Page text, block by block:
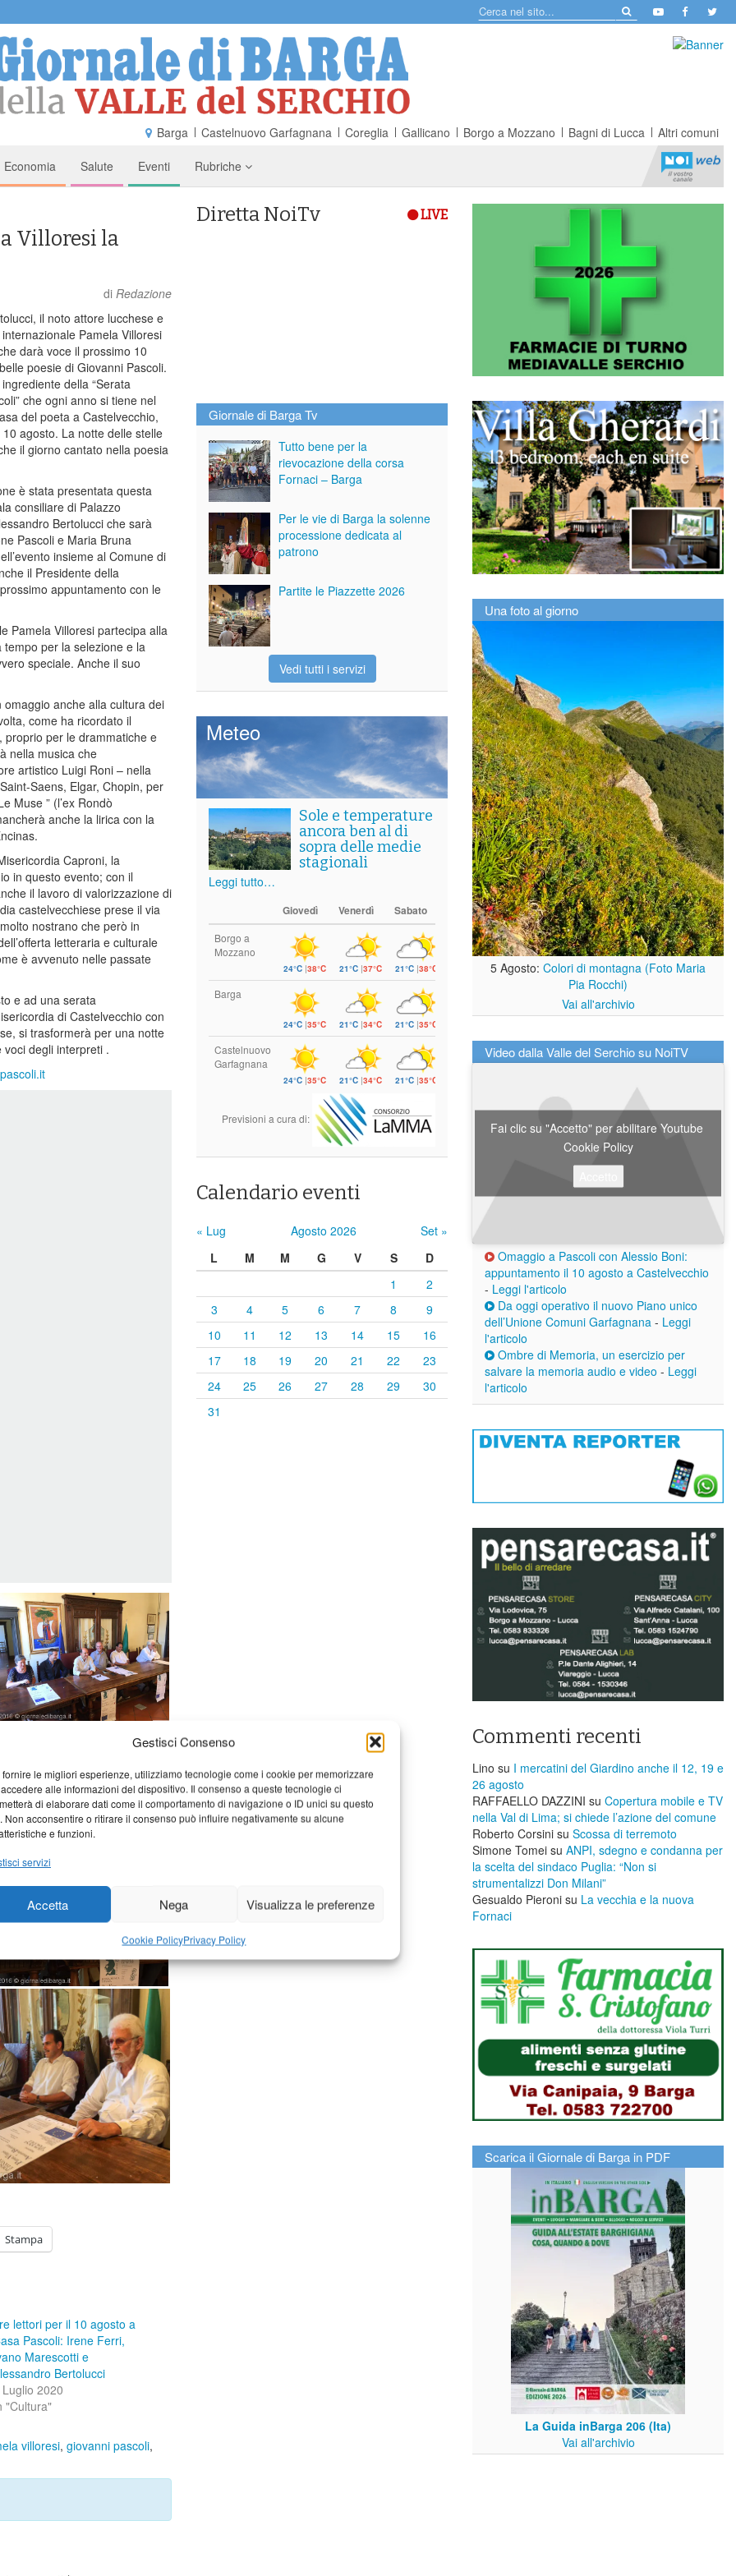
Gestisci Consenso
fornire le migliori esperienze, utilizziamo tecnologie come i cookie per memorizzare
alle informazioni del dispositivo. Il consenso a queste tecnologie ci
di elaborare dati come il comportamento di navigazione o ID unici su questo
Non acconsentire o ritirare il consenso può influire negativamente su alcune
e funzioni.
servizi
Accetta Nega Visualizza le preferenze
Cookie PolicyPrivacy Policy
Barga Castelnuovo Garfagnana Coreglia Gallicano Borgo a Mozzano Bagni di Lucca Altri comuni
Economia Salute Eventi Rubriche
Villoresi la
di Redazione
il noto attore lucchese e
internazionale Pamela Villoresi
darà voce il prossimo 10
poesie di Giovanni Pascoli.
della “Serata
che ogni anno si tiene nel
del poeta a Castelvecchio,
agosto. La notte delle stelle
il giorno cantato nella poesia
è stata presentata questa
consiliare di Palazzo
Bertolucci che sarà
Pascoli e Maria Bruna
insieme al Comune di
il Presidente della
appuntamento con le
Pamela Villoresi partecipa alla
per la selezione e la
speciale. Anche il suo
anche alla cultura dei
come ha ricordato il
proprio per le drammatiche e
nella musica che
artistico Luigi Roni – nella
Saens, Elgar, Chopin, per
Muse ” (l’ex Rondò
anche la lirica con la
Caproni, la
in questo evento; con il
il lavoro di valorizzazione di
castelvecchiese prese il via
nostrano che però in
letteraria e culturale
è avvenuto nelle passate
e ad una serata
di Castelvecchio con
si trasformerà per una notte
degli interpreti .
Stampa
lettori per il 10 agosto a
Pascoli: Irene Ferri,
Marescotti e
Bertolucci
2020
"Cultura"
villoresi, giovanni pascoli,
Diretta NoiTv LIVE
Giornale di Barga Tv
Tutto bene per la
rievocazione della corsa
Fornaci – Barga
Per le vie di Barga la solenne
processione dedicata al
patrono
Partite le Piazzette 2026
Vedi tutti i servizi
Meteo
Sole e temperature
ancora ben al di
sopra delle medie
stagionali
Leggi tutto…
Giovedì Venerdì Sabato
Borgo a
Mozzano
24°C |38°C 21°C |37°C 21°C |38°C
Barga
24°C |35°C 21°C |34°C 21°C |35°C
Castelnuovo
Garfagnana
24°C |35°C 21°C |34°C 21°C |35°C
Previsioni a cura di:
Calendario eventi
« Lug Agosto 2026
Set »
L
M M G V S
D
1
2
3
4 5 6 7 8
9
10
11 12 13 14 15
16
17
18 19 20 21 22
23
24
25 26 27 28 29
30
31
Una foto al giorno
5 Agosto: Colori di montagna (Foto Maria
Pia Rocchi)
Vai all'archivio
Video dalla Valle del Serchio su NoiTV
Fai clic su "Accetto" per abilitare Youtube
Cookie Policy
Omaggio a Pascoli con Alessio Boni:
appuntamento il 10 agosto a Castelvecchio
- Leggi l'articolo
Da oggi operativo il nuovo Piano unico
dell’Unione Comuni Garfagnana - Leggi
l'articolo
Ombre di Memoria, un esercizio per
salvare la memoria audio e video - Leggi
l'articolo
Commenti recenti
Lino su I mercatini del Giardino anche il 12, 19 e
26 agosto
RAFFAELLO DAZZINI su ​Copertura mobile e TV
nella Val di Lima; si chiede l’azione del comune
Roberto Corsini su Scossa di terremoto
Simone Tomei su ANPI, sdegno e condanna per
la scelta del sindaco Puglia: “Non si
strumentalizzi Don Milani”
Gesualdo Pieroni su La vecchia e la nuova
Fornaci
Scarica il Giornale di Barga in PDF
La Guida inBarga 206 (Ita)
Vai all'archivio